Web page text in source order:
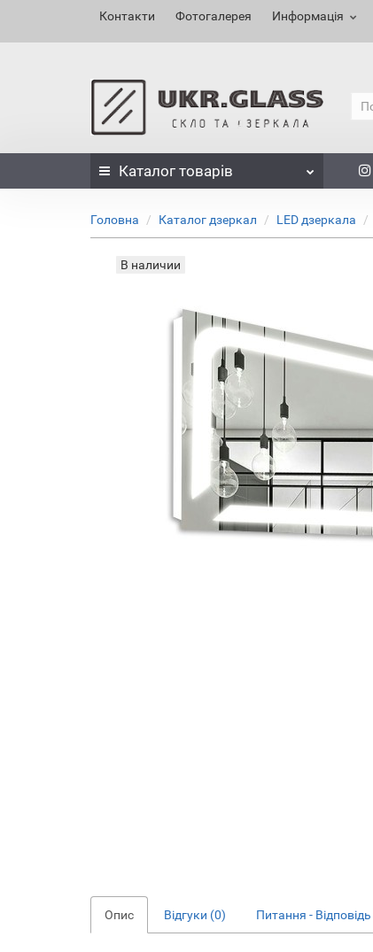
Контакти Фотогалерея Информація
Каталог товарів
Головна Каталог дзеркал LED дзеркала
В наличии
Опис Відгуки (0) Питання - Відповідь